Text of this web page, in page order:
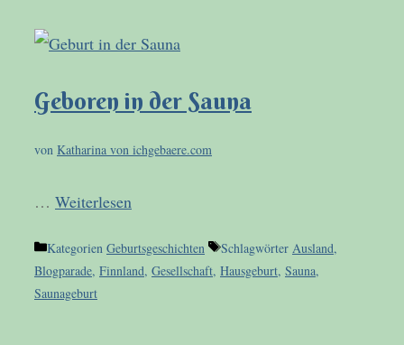
Geboren in der Sauna
von Katharina von ichgebaere.com
… Weiterlesen
Kategorien Geburtsgeschichten Schlagwörter Ausland,
Blogparade, Finnland, Gesellschaft, Hausgeburt, Sauna,
Saunageburt